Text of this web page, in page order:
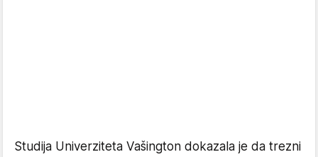
Studija Univerziteta Vašington dokazala je da trezni